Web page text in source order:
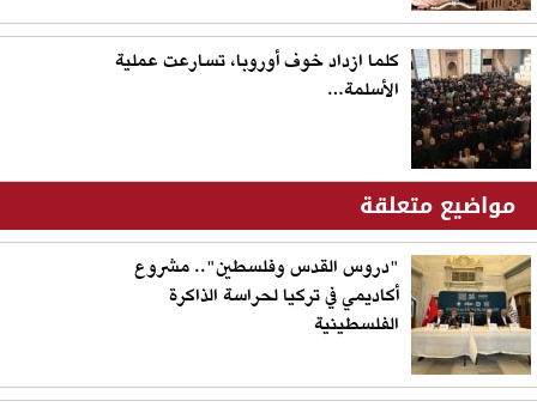
كلما ازداد خوف أوروبا، تسارعت عملية
الأسلمة…
مواضيع متعلقة
"دروس القدس وفلسطين".. مشروع
أكاديمي في تركيا لحراسة الذاكرة
الفلسطينية